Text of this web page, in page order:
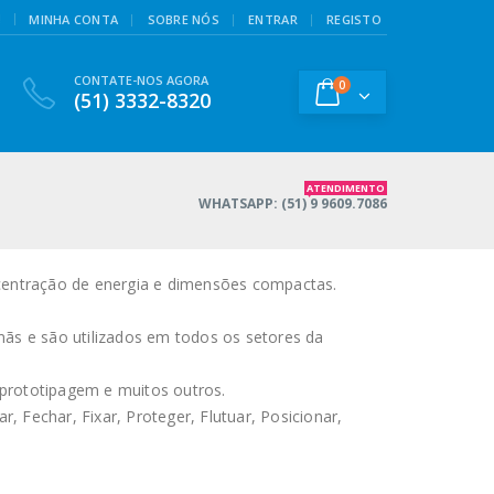
| MINHA CONTA SOBRE NÓS ENTRAR REGISTO
CONTATE-NOS AGORA
(51) 3332-8320
0
WHATSAPP: (51) 9 9609.7086
ATENDIMENTO
de energia e dimensões compactas.
e são utilizados em todos os setores da
e muitos outros.
Fechar, Fixar, Proteger, Flutuar, Posicionar,